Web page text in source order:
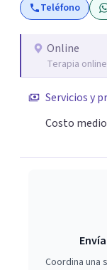
Teléfono
Online
Terapia online
Servicios y
Costo
Coordina una